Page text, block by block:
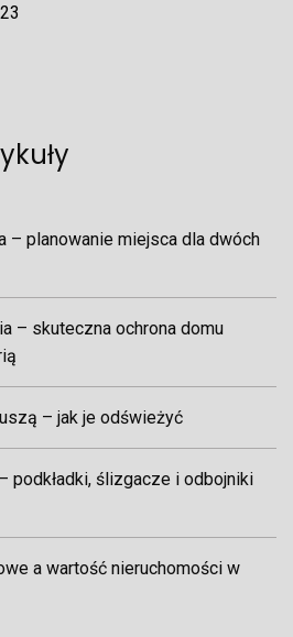
– planowanie miejsca dla dwóch
– skuteczna ochrona domu
– jak je odświeżyć
podkładki, ślizgacze i odbojniki
a wartość nieruchomości w